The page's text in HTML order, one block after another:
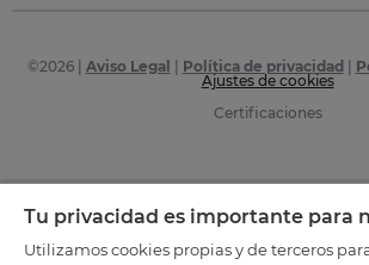
©2026| Aviso Legal Política de privacidad
Ajustes de cookies
Certificaciones
Tu privacidad es importante para
Utilizamos cookies propias y de terceros